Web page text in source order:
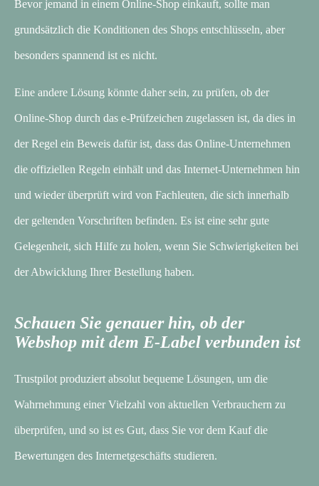
Bevor jemand in einem Online-Shop einkauft, sollte man
grundsätzlich die Konditionen des Shops entschlüsseln, aber
besonders spannend ist es nicht.
Eine andere Lösung könnte daher sein, zu prüfen, ob der
Online-Shop durch das e-Prüfzeichen zugelassen ist, da dies in
der Regel ein Beweis dafür ist, dass das Online-Unternehmen
die offiziellen Regeln einhält und das Internet-Unternehmen hin
und wieder überprüft wird von Fachleuten, die sich innerhalb
der geltenden Vorschriften befinden. Es ist eine sehr gute
Gelegenheit, sich Hilfe zu holen, wenn Sie Schwierigkeiten bei
der Abwicklung Ihrer Bestellung haben.
Schauen Sie genauer hin, ob der
Webshop mit dem E-Label verbunden ist
Trustpilot produziert absolut bequeme Lösungen, um die
Wahrnehmung einer Vielzahl von aktuellen Verbrauchern zu
überprüfen, und so ist es Gut, dass Sie vor dem Kauf die
Bewertungen des Internetgeschäfts studieren.